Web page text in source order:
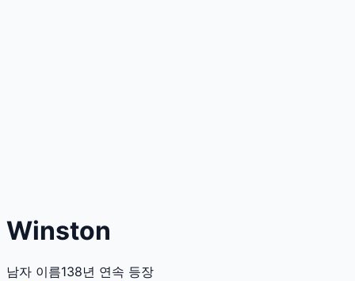
Winston
남자 이름138년 연속 등장